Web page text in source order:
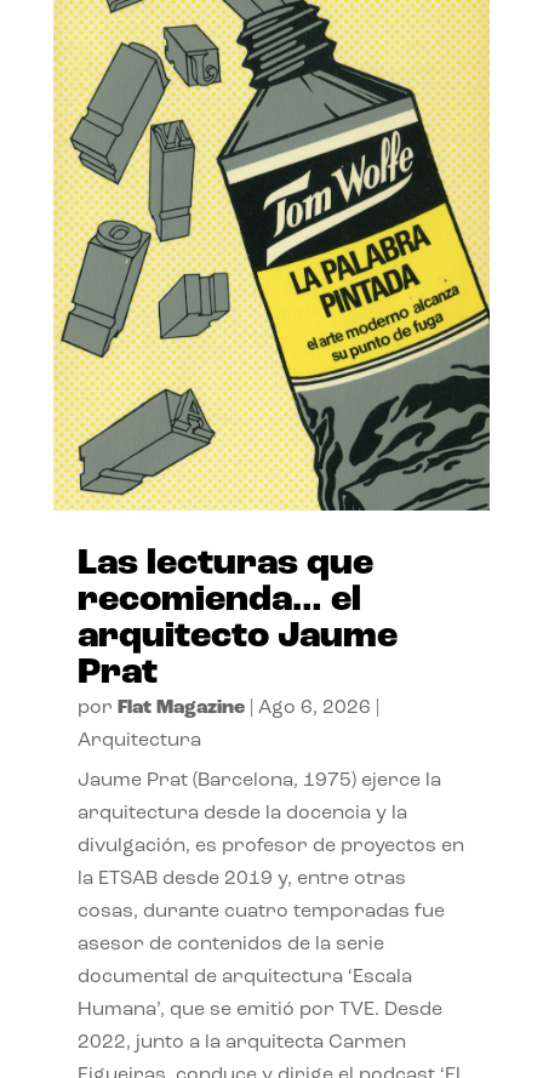
Las lecturas que
recomienda… el
arquitecto Jaume
Prat
por Flat Magazine| Ago 6, 2026
Arquitectura
Jaume Prat (Barcelona, 1975) ejerce la
arquitectura desde la docencia y la
divulgación, es profesor de proyectos en
la ETSAB desde 2019 y, entre otras
cosas, durante cuatro temporadas fue
asesor de contenidos de la serie
documental de arquitectura ‘Escala
Humana’, que se emitió por TVE. Desde
2022, junto a la arquitecta Carmen